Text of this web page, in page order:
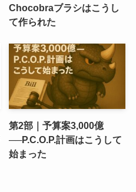
Chocobraブラシはこうし
て作られた
第2部｜予算案3,000億
──P.C.O.P.計画はこうして
始まった